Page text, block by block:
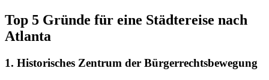
Top 5 Gründe für eine Städtereise nach
Atlanta
1. Historisches Zentrum der Bürgerrechtsbewegung